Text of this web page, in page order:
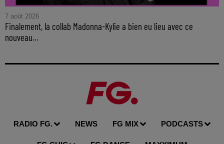
7 août 2026
Finalement, la collab Madonna-Kylie a bien eu lieu avec ce
nouveau...
RADIO FG. NEWS FG MIX PODCASTS